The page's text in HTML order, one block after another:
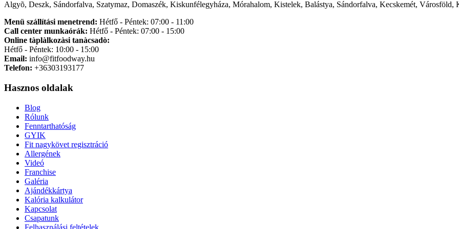
Algyõ, Deszk, Sándorfalva, Szatymaz, Domaszék, Kiskunfélegyháza, Mórahalom, Kistelek, Balástya, Sándorfalva, Kecskemét, Városföld,
Menü szállítási menetrend: Hétfő - Péntek: 07:00 - 11:00
Call center munkaórák: Hétfő - Péntek: 07:00 - 15:00
Online tàplàlkozàsi tanàcsadò:
Hétfő - Péntek: 10:00 - 15:00
Email: info@fitfoodway.hu
Telefon: +36303193177
Hasznos oldalak
Blog
Rólunk
Fenntarthatóság
GYIK
Fit nagykövet regisztráció
Allergének
Videó
Franchise
Galéria
Ajándékkártya
Kalória kalkulátor
Kapcsolat
Csapatunk
Felhasználási feltételek